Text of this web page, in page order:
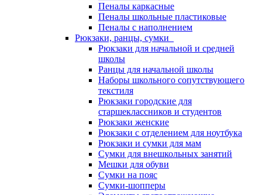
Пеналы каркасные
Пеналы школьные пластиковые
Пеналы с наполнением
Рюкзаки, ранцы, сумки
Рюкзаки для начальной и средней
школы
Ранцы для начальной школы
Наборы школьного сопутствующего
текстиля
Рюкзаки городские для
старшеклассников и студентов
Рюкзаки женские
Рюкзаки с отделением для ноутбука
Рюкзаки и сумки для мам
Сумки для внешкольных занятий
Мешки для обуви
Сумки на пояс
Сумки-шопперы